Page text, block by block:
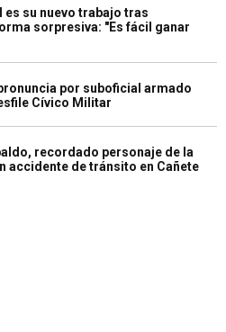
es su nuevo trabajo tras
sorpresiva: "Es fácil ganar
por suboficial armado
Cívico Militar
recordado personaje de la
accidente de tránsito en Cañete